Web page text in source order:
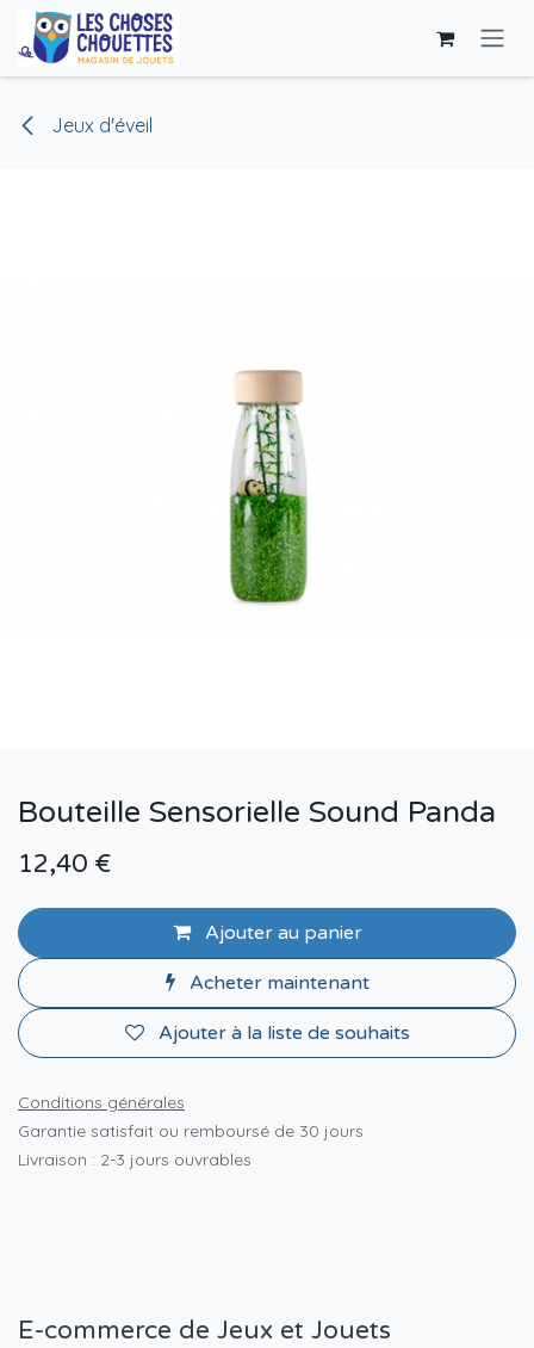
Se rendre au contenu
Jeux d'éveil
Bouteille Sensorielle Sound Panda
12,40 €
Ajouter au panier
Acheter maintenant
Ajouter à la liste de souhaits
Conditions générales
Garantie satisfait ou remboursé de 30 jours
Livraison : 2-3 jours ouvrables
E-commerce de Jeux et Jouets